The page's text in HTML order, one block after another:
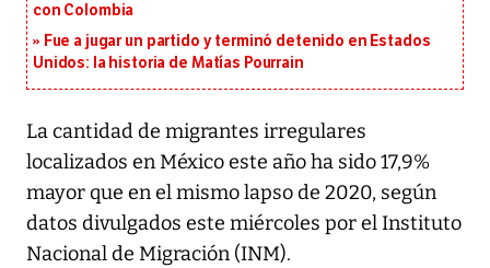
con Colombia
Fue a jugar un partido y terminó detenido en Estados
Unidos: la historia de Matías Pourrain
La cantidad de migrantes irregulares
localizados en México este año ha sido 17,9%
mayor que en el mismo lapso de 2020, según
datos divulgados este miércoles por el Instituto
Nacional de Migración (INM).